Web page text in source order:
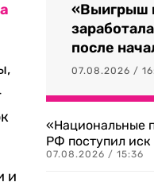
и
«Выигрыш
после
07.08.2026 /
«Национальные
РФ поступил
07.08.2026 / 15:36